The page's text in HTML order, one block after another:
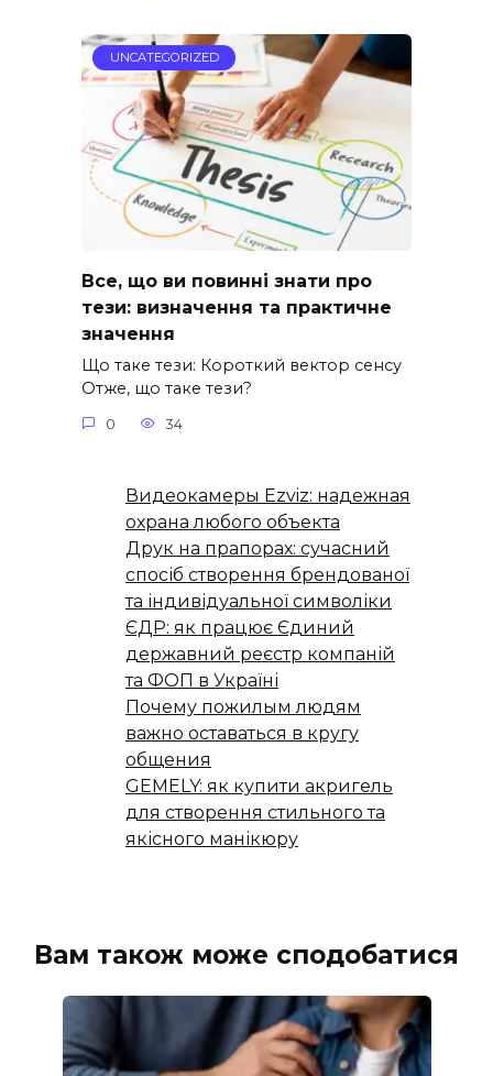
UNCATEGORIZED
Все, що ви повинні знати про
тези: визначення та практичне
значення
Що таке тези: Короткий вектор сенсу
Отже, що таке тези?
0 34
Видеокамеры Ezviz: надежная
охрана любого объекта
Друк на прапорах: сучасний
спосіб створення брендованої
та індивідуальної символіки
ЄДР: як працює Єдиний
державний реєстр компаній
та ФОП в Україні
Почему пожилым людям
важно оставаться в кругу
общения
GEMELY: як купити акригель
для створення стильного та
якісного манікюру
Вам також може сподобатися